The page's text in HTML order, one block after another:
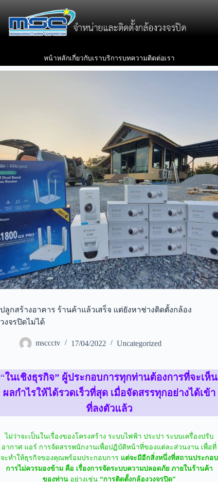
หน้าหลักเกี่ยวกับเราบริการบทความติดต่อเรา
ปลูกสร้างอาคาร ร้านค้าแล้วเสร็จ แต่ยังหาช่างติดตั้งกล้อง
วงจรปิดไม่ได้
msccctv 17/04/2022 Uncategorized
“ในเชิงธุรกิจ” ผู้ประกอบการทุกท่านต้องการที่จะเห็น
ผลกำไรให้ได้รวดเร็วที่สุด เมื่อจัดสรรทุกอย่างได้เข้า
ที่ลงตัวแล้ว
ไม่ว่าจะเป็นในเรื่องของโครงสร้าง ระบบไฟฟ้า ประปา ระบบเครื่องปรับ
อากาศ แอร์ การจัดสรรพนักงานเพื่อปฏิบัติหน้าที่ของแต่ละส่วนงาน เพื่อที่
จะทำให้ธุรกิจของคุณพร้อมประกอบการ แต่จะมีอีกสิ่งหนึ่งที่สถานประกอบ
การไม่ควรมองข้าม คือ เรื่องการจัดระบบความปลอดภัย ภายในร้านค้า
ของท่าน อย่างเช่น “การติดตั้งกล้องวงจรปิด”